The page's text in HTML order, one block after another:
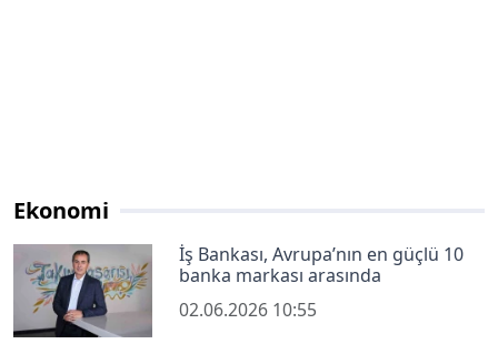
Ekonomi
İş Bankası, Avrupa’nın en güçlü 10
banka markası arasında
02.06.2026 10:55